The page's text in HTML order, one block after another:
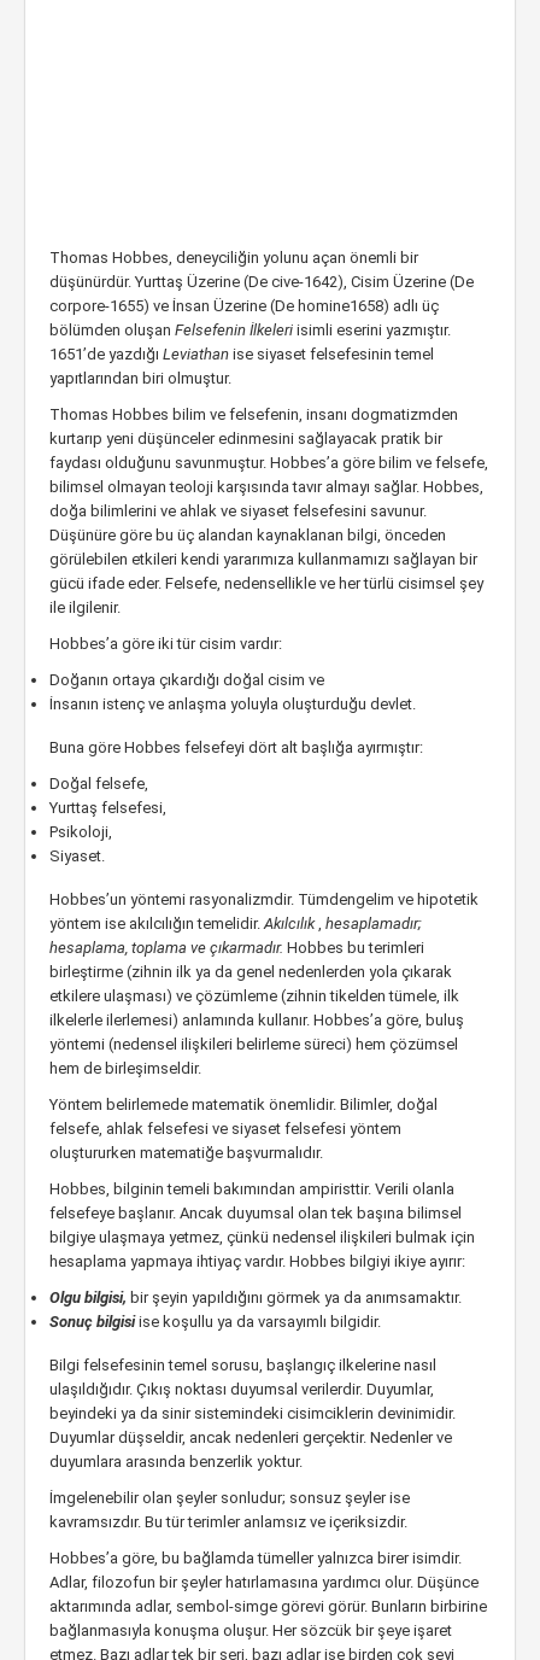
Thomas Hobbes, deneyciliğin yolunu açan önemli bir
düşünürdür. Yurttaş Üzerine (De cive-1642), Cisim Üzerine (De
corpore-1655) ve İnsan Üzerine (De homine1658) adlı üç
bölümden oluşan Felsefenin İlkeleri isimli eserini yazmıştır.
1651’de yazdığı Leviathan ise siyaset felsefesinin temel
yapıtlarından biri olmuştur.
Thomas Hobbes bilim ve felsefenin, insanı dogmatizmden
kurtarıp yeni düşünceler edinmesini sağlayacak pratik bir
faydası olduğunu savunmuştur. Hobbes’a göre bilim ve felsefe,
bilimsel olmayan teoloji karşısında tavır almayı sağlar. Hobbes,
doğa bilimlerini ve ahlak ve siyaset felsefesini savunur.
Düşünüre göre bu üç alandan kaynaklanan bilgi, önceden
görülebilen etkileri kendi yararımıza kullanmamızı sağlayan bir
gücü ifade eder. Felsefe, nedensellikle ve her türlü cisimsel şey
ile ilgilenir.
Hobbes’a göre iki tür cisim vardır:
Doğanın ortaya çıkardığı doğal cisim ve
İnsanın istenç ve anlaşma yoluyla oluşturduğu devlet.
Buna göre Hobbes felsefeyi dört alt başlığa ayırmıştır:
Doğal felsefe,
Yurttaş felsefesi,
Psikoloji,
Siyaset.
Hobbes’un yöntemi rasyonalizmdir. Tümdengelim ve hipotetik
yöntem ise akılcılığın temelidir.Akılcılık, hesaplamadır;
hesaplama, toplama ve çıkarmadır. Hobbes bu terimleri
birleştirme (zihnin ilk ya da genel nedenlerden yola çıkarak
etkilere ulaşması) ve çözümleme (zihnin tikelden tümele, ilk
ilkelerle ilerlemesi) anlamında kullanır. Hobbes’a göre, buluş
yöntemi (nedensel ilişkileri belirleme süreci) hem çözümsel
hem de birleşimseldir.
Yöntem belirlemede matematik önemlidir. Bilimler, doğal
felsefe, ahlak felsefesi ve siyaset felsefesi yöntem
oluştururken matematiğe başvurmalıdır.
Hobbes, bilginin temeli bakımından ampiristtir. Verili olanla
felsefeye başlanır. Ancak duyumsal olan tek başına bilimsel
bilgiye ulaşmaya yetmez, çünkü nedensel ilişkileri bulmak için
hesaplama yapmaya ihtiyaç vardır. Hobbes bilgiyi ikiye ayırır:
Olgu bilgisi, bir şeyin yapıldığını görmek ya da anımsamaktır.
Sonuç bilgisiise koşullu ya da varsayımlı bilgidir.
Bilgi felsefesinin temel sorusu, başlangıç ilkelerine nasıl
ulaşıldığıdır. Çıkış noktası duyumsal verilerdir. Duyumlar,
beyindeki ya da sinir sistemindeki cisimciklerin devinimidir.
Duyumlar düşseldir, ancak nedenleri gerçektir. Nedenler ve
duyumlara arasında benzerlik yoktur.
İmgelenebilir olan şeyler sonludur; sonsuz şeyler ise
kavramsızdır. Bu tür terimler anlamsız ve içeriksizdir.
Hobbes’a göre, bu bağlamda tümeller yalnızca birer isimdir.
Adlar, filozofun bir şeyler hatırlamasına yardımcı olur. Düşünce
aktarımında adlar, sembol-simge görevi görür. Bunların birbirine
bağlanmasıyla konuşma oluşur. Her sözcük bir şeye işaret
etmez. Bazı adlar tek bir şeri, bazı adlar ise birden çok şeyi